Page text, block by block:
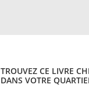
TROUVEZ CE LIVRE
DANS VOTRE